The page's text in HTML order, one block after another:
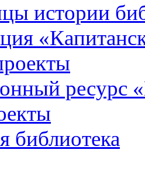
истории
ресурс
библиотека